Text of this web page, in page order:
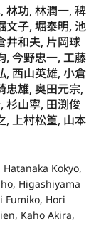
林功, 林潤一, 稗
文子, 堀泰明, 池
井和夫, 片岡球
, 今野忠一, 工藤
, 西山英雄, 小倉
忠雄, 奥田元宗,
杉山寧, 田渕俊
, 上村松篁, 山本
Kokyo,
Higashiyama
Fumiko, Hori
Kaho Akira,